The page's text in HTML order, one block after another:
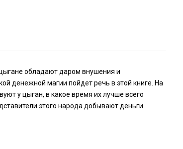
обладают даром внушения и
денежной магии пойдет речь в этой книге. На
у цыган, в какое время их лучше всего
этого народа добывают деньги